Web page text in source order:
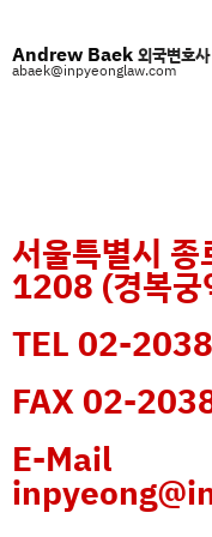
Andrew Baek 외국변호사
abaek@inpyeonglaw.com
서울특별시
1208 (경복궁
TEL 02-
FAX 02-
E-Mail